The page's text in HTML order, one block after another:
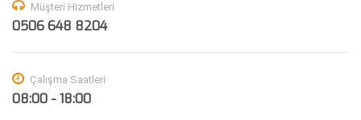
Müşteri Hizmetleri
0506 648 8204
Çalışma Saatleri
08:00 - 18:00